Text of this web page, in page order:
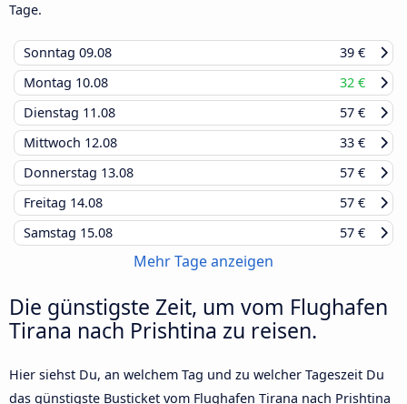
Tage.
Sonntag 09.08
39 €
Montag 10.08
32 €
Dienstag 11.08
57 €
Mittwoch 12.08
33 €
Donnerstag 13.08
57 €
Freitag 14.08
57 €
Samstag 15.08 57 €
Mehr Tage anzeigen
Die günstigste Zeit, um vom Flughafen
Tirana nach Prishtina zu reisen.
Hier siehst Du, an welchem Tag und zu welcher Tageszeit Du
das günstigste Busticket vom Flughafen Tirana nach Prishtina